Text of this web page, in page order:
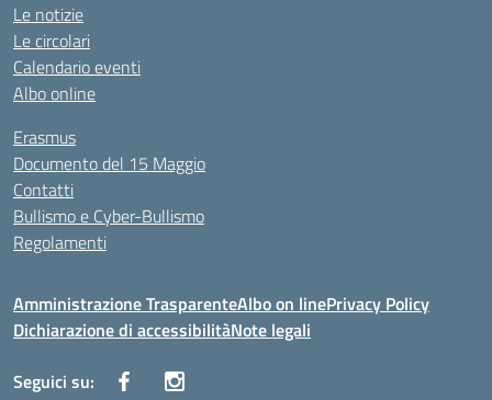
Le notizie
Le circolari
Calendario eventi
Albo online
Erasmus
Documento del 15 Maggio
Contatti
Bullismo e Cyber-Bullismo
Regolamenti
Amministrazione TrasparenteAlbo on linePrivacy Policy
Dichiarazione di accessibilitàNote legali
Seguici su: